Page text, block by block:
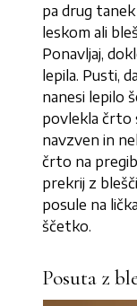
pa drug
leskom ali
Ponavljaj,
lepila. Pusti,
nanesi lepilo
povlekla črto
navzven in
črto na
prekrij z
posule na
ščetko.
Posuta z